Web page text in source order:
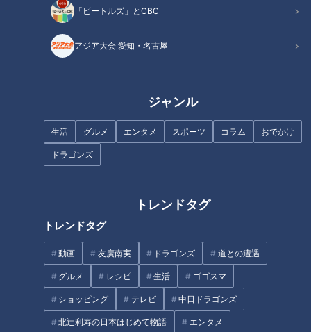
「ビートルズ」とCBC
アジア大会 愛知・名古屋
ジャンル
生活 グルメ エンタメ スポーツ コラム おでかけ
ドラゴンズ
トレンドタグ
トレンドタグ
動画 友廣南実 ドラゴンズ 道との遭遇
グルメ レシピ 生活 ゴゴスマ
ショッピング テレビ 中日ドラゴンズ
北辻利寿の日本はじめて物語 エンタメ
CBCテレビ『チャント！』いただきます！ほぼ地元だけ 愛されFOOD
地元の愛されフード「冷やしたぬきそば」は、岐阜市の多くの
な）」というお店の名前を口にします。昼時は常に満席です
が、注文するとすぐ出てくるという回転の速さが売りのお店で
「更科」の創業は昭和3年。朝10時半から開店し、昼時になる
とひっきりなしにお客さんが出入りする人気ぶり！
店内の壁を見るとメニューは沢山ありますが、お客さんの約8
割が注文するのは「冷やしたぬきそば。」冬場でもほとんどの